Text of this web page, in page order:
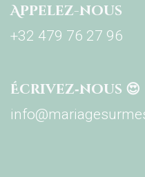
Appelez-nous
+32 479 76 27 96
Écrivez‑nous 😍